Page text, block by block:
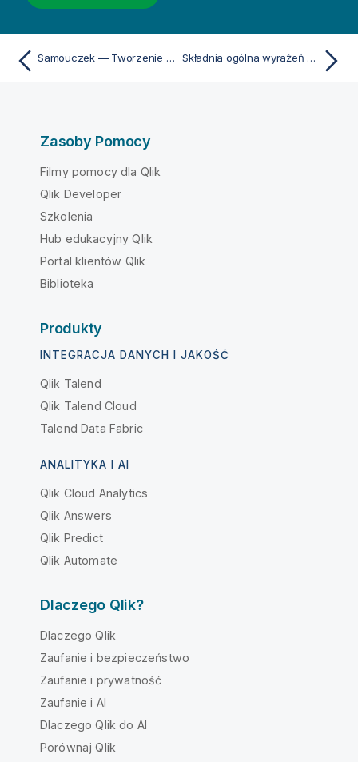
Samouczek — Tworzenie wyrażenia zestawu Składnia ogólna wyrażeń wykresu
Zasoby Pomocy
Filmy pomocy dla Qlik
Qlik Developer
Szkolenia
Hub edukacyjny Qlik
Portal klientów Qlik
Biblioteka
Produkty
INTEGRACJA DANYCH I JAKOŚĆ
Qlik Talend
Qlik Talend Cloud
Talend Data Fabric
ANALITYKA I AI
Qlik Cloud Analytics
Qlik Answers
Qlik Predict
Qlik Automate
Dlaczego Qlik?
Dlaczego Qlik
Zaufanie i bezpieczeństwo
Zaufanie i prywatność
Zaufanie i AI
Dlaczego Qlik do AI
Porównaj Qlik